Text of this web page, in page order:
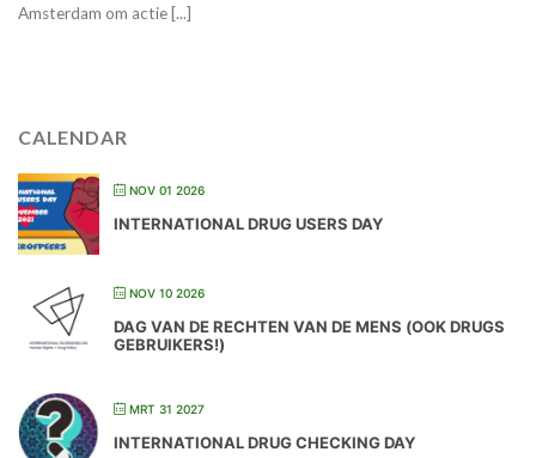
Amsterdam om actie [...]
CALENDAR
NOV 01 2026
INTERNATIONAL DRUG USERS DAY
NOV 10 2026
DAG VAN DE RECHTEN VAN DE MENS (OOK DRUGS
GEBRUIKERS!)
MRT 31 2027
INTERNATIONAL DRUG CHECKING DAY